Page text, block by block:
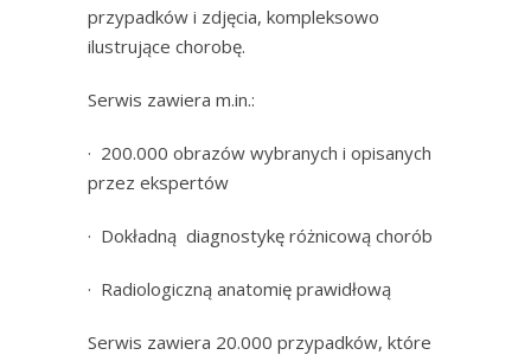
przypadków i zdjęcia, kompleksowo
ilustrujące chorobę.
Serwis zawiera m.in.:
· 200.000 obrazów wybranych i opisanych
przez ekspertów
· Dokładną diagnostykę różnicową chorób
· Radiologiczną anatomię prawidłową
Serwis zawiera 20.000 przypadków, które